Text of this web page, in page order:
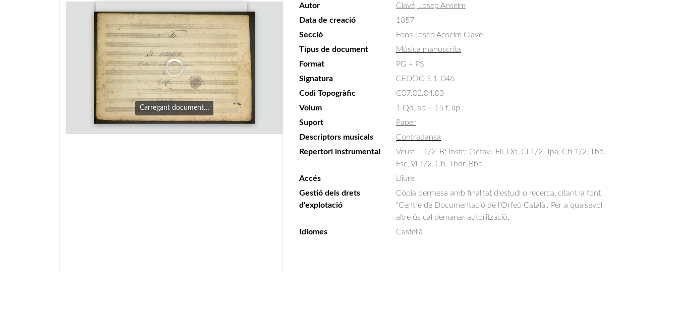
Carregant document…
Autor
Clavé, Josep Anselm
Data de creació
1857
Secció
Fons Josep Anselm Clavé
Tipus de document
Música manuscrita
Format
PG + PS
Signatura
CEDOC 3.1_046
Codi Topogràfic
C07.02.04.03
Volum
1 Qd, ap + 15 f, ap
Suport
Paper
Descriptors musicals
Contradansa
Repertori instrumental
Veus: T 1/2, B; Instr,: Octaví, Flí, Ob, Cl 1/2, Tpa, Ctí 1/2, Tbó,
Fsc, Vl 1/2, Cb, Tbor, Bbo
Accés
Lliure
Gestió dels drets
d'explotació
Còpia permesa amb finalitat d'estudi o recerca, citant la font
"Centre de Documentació de l’Orfeó Català". Per a qualsevol
altre ús cal demanar autorització.
Idiomes
Castellà